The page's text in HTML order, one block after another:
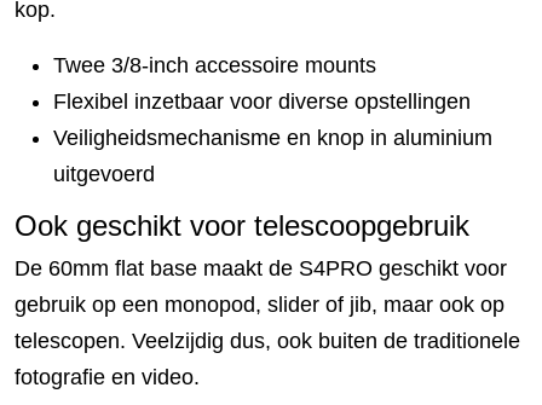
kop.
Twee 3/8-inch accessoire mounts
Flexibel inzetbaar voor diverse opstellingen
Veiligheidsmechanisme en knop in aluminium
uitgevoerd
Ook geschikt voor telescoopgebruik
De 60mm flat base maakt de S4PRO geschikt voor
gebruik op een monopod, slider of jib, maar ook op
telescopen. Veelzijdig dus, ook buiten de traditionele
fotografie en video.